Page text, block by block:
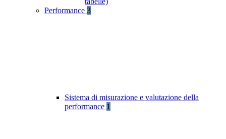
Performance 3
Sistema di misurazione e valutazione della
performance 1